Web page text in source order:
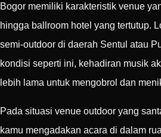
Bogor memiliki karakteristik venue
hingga ballroom hotel yang tertutup.
semi-outdoor di daerah Sentul atau
kondisi seperti ini, kehadiran musik
lebih lama untuk mengobrol dan
Pada situasi venue outdoor yang
kamu mengadakan acara di dalam